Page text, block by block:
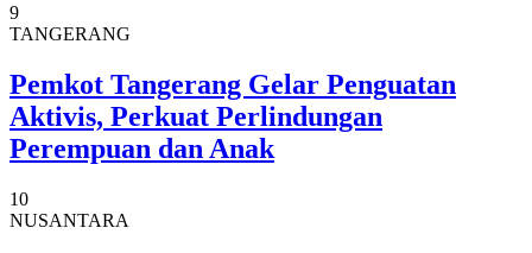
9
TANGERANG
Pemkot Tangerang Gelar Penguatan
Aktivis, Perkuat Perlindungan
Perempuan dan Anak
10
NUSANTARA